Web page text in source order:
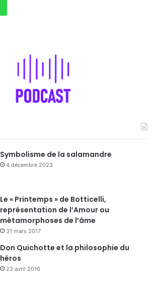
Symbolisme de la salamandre
4 décembre 2023
Le « Printemps » de Botticelli,
représentation de l’Amour ou
métamorphoses de l’âme
31 mars 2017
Don Quichotte et la philosophie du
héros
23 avril 2016